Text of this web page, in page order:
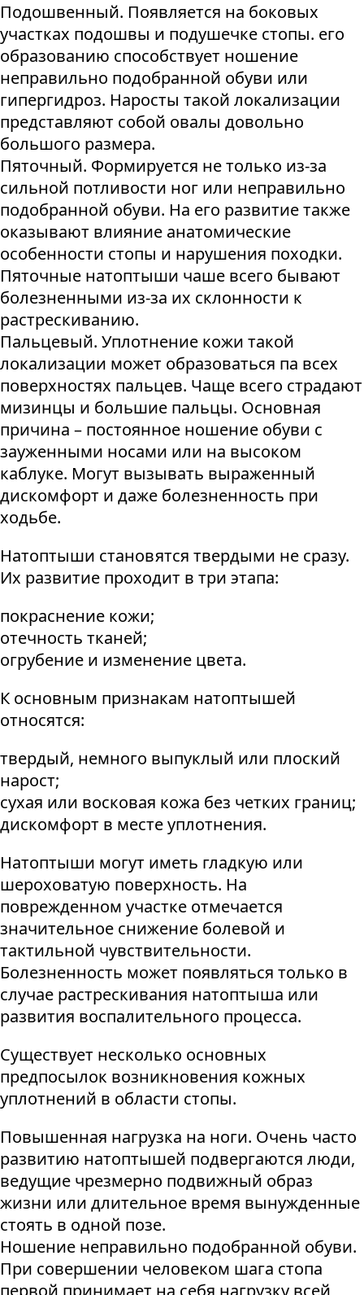
Подошвенный. Появляется на боковых
участках подошвы и подушечке стопы. его
образованию способствует ношение
неправильно подобранной обуви или
гипергидроз. Наросты такой локализации
представляют собой овалы довольно
большого размера.
Пяточный. Формируется не только из-за
сильной потливости ног или неправильно
подобранной обуви. На его развитие также
оказывают влияние анатомические
особенности стопы и нарушения походки.
Пяточные натоптыши чаше всего бывают
болезненными из-за их склонности к
растрескиванию.
Пальцевый. Уплотнение кожи такой
локализации может образоваться па всех
поверхностях пальцев. Чаще всего страдают
мизинцы и большие пальцы. Основная
причина – постоянное ношение обуви с
зауженными носами или на высоком
каблуке. Могут вызывать выраженный
дискомфорт и даже болезненность при
ходьбе.
Натоптыши становятся твердыми не сразу.
Их развитие проходит в три этапа:
покраснение кожи;
отечность тканей;
огрубение и изменение цвета.
К основным признакам натоптышей
относятся:
твердый, немного выпуклый или плоский
нарост;
сухая или восковая кожа без четких границ;
дискомфорт в месте уплотнения.
Натоптыши могут иметь гладкую или
шероховатую поверхность. На
поврежденном участке отмечается
значительное снижение болевой и
тактильной чувствительности.
Болезненность может появляться только в
случае растрескивания натоптыша или
развития воспалительного процесса.
Существует несколько основных
предпосылок возникновения кожных
уплотнений в области стопы.
Повышенная нагрузка на ноги. Очень часто
развитию натоптышей подвергаются люди,
ведущие чрезмерно подвижный образ
жизни или длительное время вынужденные
стоять в одной позе.
Ношение неправильно подобранной обуви.
При совершении человеком шага стопа